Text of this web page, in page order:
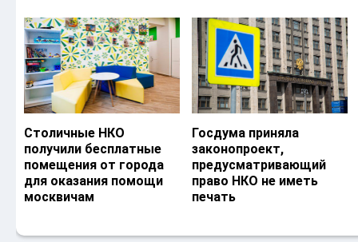
Столичные НКО
получили бесплатные
помещения от города
для оказания помощи
москвичам
Госдума приняла
законопроект,
предусматривающий
право НКО не иметь
печать